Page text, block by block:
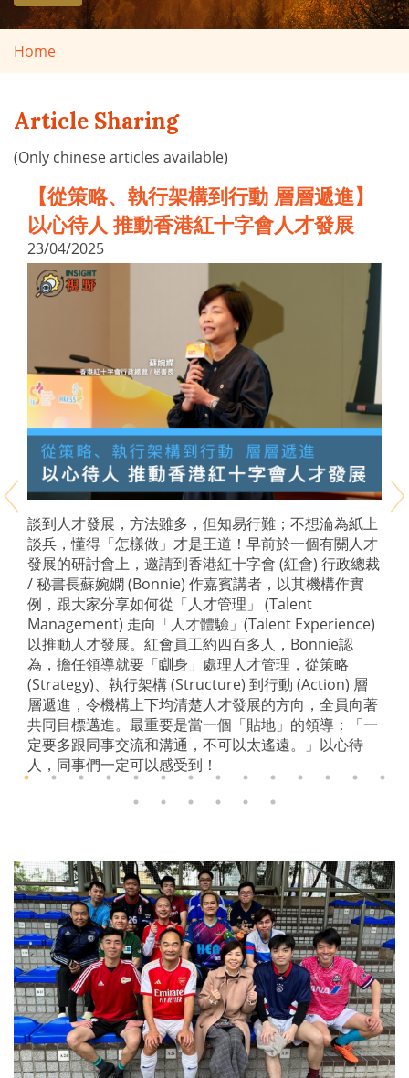
Home
Article Sharing
(Only chinese articles available)
【從策略、執行架構到行動 層層遞進】
以心待人 推動香港紅十字會人才發展
23/04/2025
談到人才發展，方法雖多，但知易行難；不想淪為紙上
談兵，懂得「怎樣做」才是王道！早前於一個有關人才
發展的研討會上，邀請到香港紅十字會 (紅會) 行政總裁
/ 秘書長蘇婉嫻 (Bonnie) 作嘉賓講者，以其機構作實
例，跟大家分享如何從「人才管理」 (Talent
Management) 走向「人才體驗」(Talent Experience)
以推動人才發展。紅會員工約四百多人，Bonnie認
為，擔任領導就要「瞓身」處理人才管理，從策略
(Strategy)、執行架構 (Structure) 到行動 (Action) 層
層遞進，令機構上下均清楚人才發展的方向，全員向著
共同目標邁進。最重要是當一個「貼地」的領導：「一
定要多跟同事交流和溝通，不可以太遙遠。」以心待
人，同事們一定可以感受到！